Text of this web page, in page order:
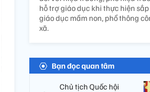
hỗ trợ giáo dục khi thực hiện sắp
giáo dục mầm non, phổ thông
xã.
Bạn đọc quan tâm
Chủ tịch Quốc hội